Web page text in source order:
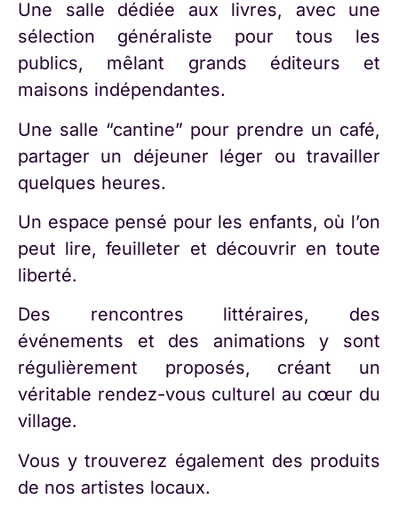
Une salle dédiée aux livres, avec une
sélection généraliste pour tous les
publics, mêlant grands éditeurs et
maisons indépendantes.
Une salle “cantine” pour prendre un café,
partager un déjeuner léger ou travailler
quelques heures.
Un espace pensé pour les enfants, où l’on
peut lire, feuilleter et découvrir en toute
liberté.
Des rencontres littéraires, des
événements et des animations y sont
régulièrement proposés, créant un
véritable rendez-vous culturel au cœur du
village.
Vous y trouverez également des produits
de nos artistes locaux.